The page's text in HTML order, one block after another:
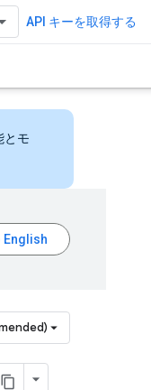
API キーを取得する
とモ